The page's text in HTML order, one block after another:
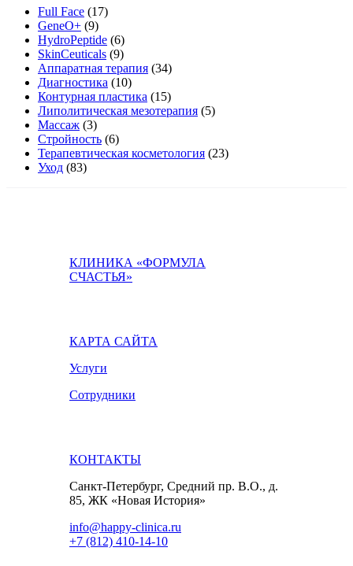
Full Face (17)
GeneO+ (9)
HydroPeptide (6)
SkinCeuticals (9)
Аппаратная терапия (34)
Диагностика (10)
Контурная пластика (15)
Липолитическая мезотерапия (5)
Массаж (3)
Стройность (6)
Терапевтическая косметология (23)
Уход (83)
КЛИНИКА «ФОРМУЛА
СЧАСТЬЯ»
КАРТА САЙТА
Услуги
Сотрудники
КОНТАКТЫ
Санкт-Петербург, Средний пр. В.О., д.
85, ЖК «Новая История»
info@happy-clinica.ru
+7 (812) 410-14-10